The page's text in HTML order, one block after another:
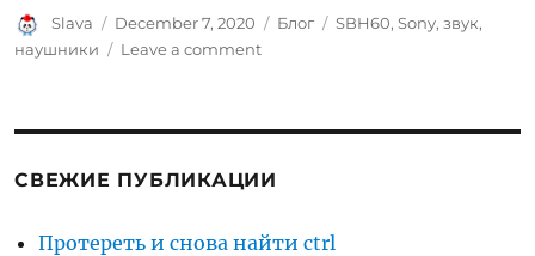
Author
Slava
Posted
on
December 7, 2020 Categories
Блог Tags
SBH60,Sony,звук,
наушники
Leave a commenton
SBH60
СВЕЖИЕ ПУБЛИКАЦИИ
Протереть и снова найти ctrl